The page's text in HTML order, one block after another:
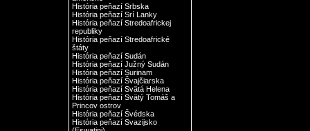
História peňazí Srbska
História peňazí Srí Lanky
História peňazí Stredoafrickej
republiky
História peňazí Stredoafrické
štáty
História peňazí Sudán
História peňazí Južný Sudán
História peňazí Surinam
História peňazí Švajčiarska
História peňazí Svätá Helena
História peňazí Svätý Tomáš a
Princov ostrov
História peňazí Švédska
História peňazí Svazijsko